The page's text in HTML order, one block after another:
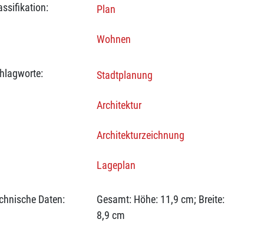
Plan
Wohnen
Stadtplanung
Architektur
Architekturzeichnung
Lageplan
Daten:
Gesamt: Höhe: 11,9 cm; Breite:
8,9 cm